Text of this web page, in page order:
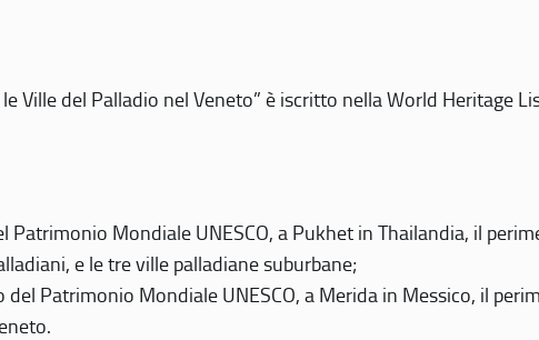
Ville del Palladio nel Veneto” è iscritto nella World Heritage
Mondiale UNESCO, a Pukhet in Thailandia, il
e le tre ville palladiane suburbane;
Patrimonio Mondiale UNESCO, a Merida in Messico, il